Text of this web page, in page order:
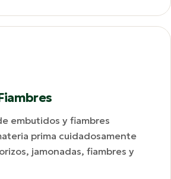
embutidos y fiambres
prima cuidadosamente
jamonadas, fiambres y